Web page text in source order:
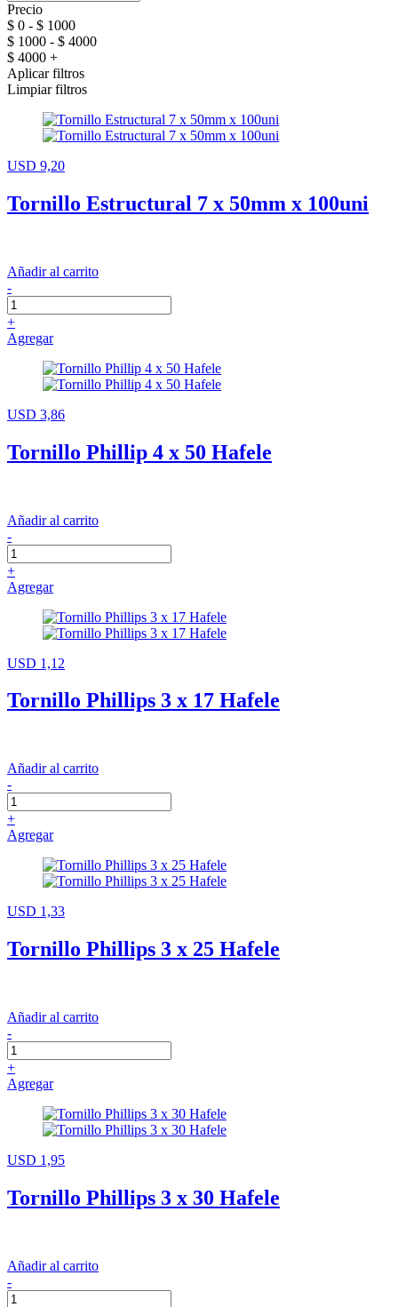
Precio
$ 0 - $ 1000
$ 1000 - $ 4000
$ 4000 +
Aplicar filtros
Limpiar filtros
USD 9,20
Tornillo Estructural 7 x 50mm x 100uni
Añadir al carrito
-
+
Agregar
USD 3,86
Tornillo Phillip 4 x 50 Hafele
Añadir al carrito
-
+
Agregar
USD 1,12
Tornillo Phillips 3 x 17 Hafele
Añadir al carrito
-
+
Agregar
USD 1,33
Tornillo Phillips 3 x 25 Hafele
Añadir al carrito
-
+
Agregar
USD 1,95
Tornillo Phillips 3 x 30 Hafele
Añadir al carrito
-